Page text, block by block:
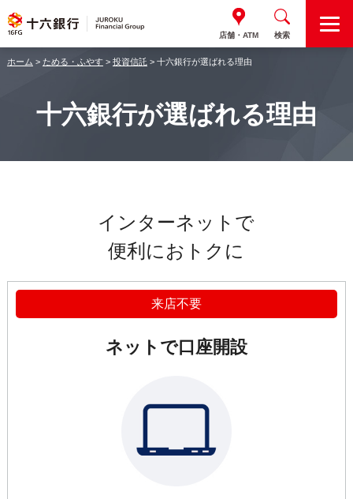
検索
店舗・ATM
M
ホーム > ためる・ふやす> 投資信託 > 十六銀行が選ばれる理由
十六銀行が選ばれる理由
インターネットで
便利におトクに
来店不要
ネットで口座開設